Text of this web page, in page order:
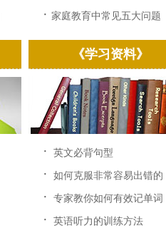
· 家庭教育中常见五大问题
《学习资料》
· 英文必背句型
· 如何克服非常容易出错的
中...
· 专家教你如何有效记单词
· 英语听力的训练方法